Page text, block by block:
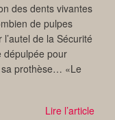
des dents vivantes
de pulpes
de la Sécurité
dépulpée pour
prothèse… «Le
Lire l’article